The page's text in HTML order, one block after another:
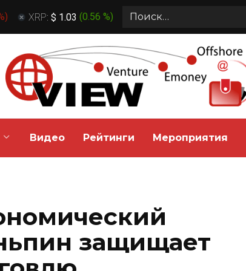
) XRP: $ 1.03 (0.56 %)
Search
Видео Рейтинги Мероприятия
защищает